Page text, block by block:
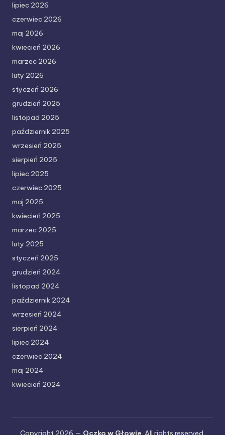
lipiec 2026
czerwiec 2026
maj 2026
kwiecień 2026
marzec 2026
luty 2026
styczeń 2026
grudzień 2025
listopad 2025
październik 2025
wrzesień 2025
sierpień 2025
lipiec 2025
czerwiec 2025
maj 2025
kwiecień 2025
marzec 2025
luty 2025
styczeń 2025
grudzień 2024
listopad 2024
październik 2024
wrzesień 2024
sierpień 2024
lipiec 2024
czerwiec 2024
maj 2024
kwiecień 2024
Copyright 2026 — Oczko w Głowie . All rights reserved.